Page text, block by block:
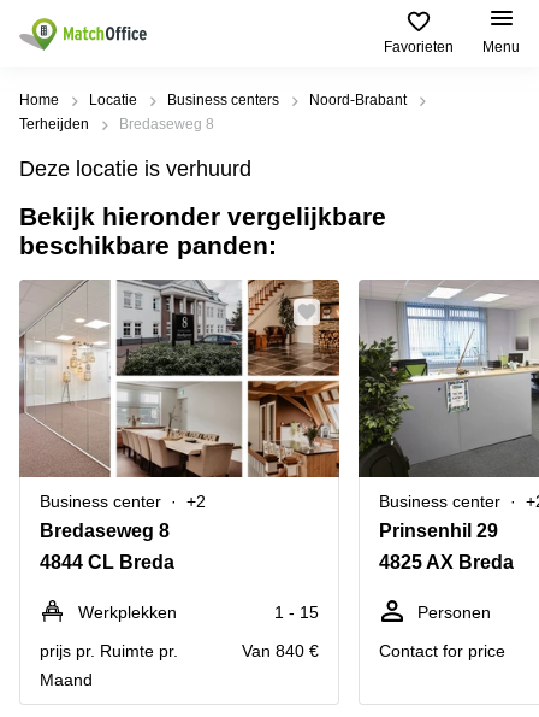
Favorieten Menu
Huren / Verhuren
Productpagina's
Kantoorruimten
Business
Flexplekken
Coworking
Spaces
Vergaderruimten
Virtueel
Kantoor
Bedrijfsruimte
Populaire
Steden
Alkmaar
Oost
Amsterdam
Westpoort
Bergen
op
Zoom
Amersfoort
Breda
Hengelo
Hilversum
Hoofddorp
Deventer
Populaire
zoekopdrachten
Kantoorruimte
in Breda
Kantoor
huren
Bergen
op
Zoom
Kantoor
huren
Tiel
Kantoor
huren
Reeuwijk
Business
Arnhem
Help
Over ons
Voeg je kantoorruimte toe
Huurprijs
Log in
Home Locatie Business centers
Noord-Brabant
Terheijden
Bredaseweg 8
Deze locatie is verhuurd
Bekijk hieronder vergelijkbare
beschikbare panden:
Business center +2
Bredaseweg 8
4844 CL Breda
Werkplekken
1 - 15
prijs pr. Ruimte pr.
Maand
Van 840 €
Business center
Prinsenhil 29
4825 AX Breda
Personen
Contact for price